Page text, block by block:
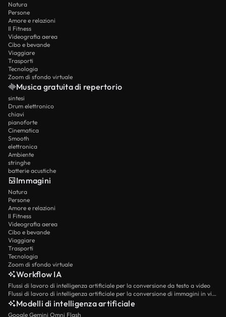
Natura
Persone
Amore e relazioni
Il Fitness
Videografia aerea
Cibo e bevande
Viaggiare
Trasporti
Tecnologia
Zoom di sfondo virtuale
Musica gratuita di repertorio
sintesi
Drum elettronico
chiavi
pianoforte
Cinematica
Smooth
elettronica
Ambiente
stringhe
batterie acustiche
Immagini
Natura
Persone
Amore e relazioni
Il Fitness
Videografia aerea
Cibo e bevande
Viaggiare
Trasporti
Tecnologia
Zoom di sfondo virtuale
Workflow IA
Flussi di lavoro di intelligenza artificiale per la conversione da testo a video
Flussi di lavoro di intelligenza artificiale per la conversione di immagini in video
Modelli di intelligenza artificiale
Google Gemini Omni Flash